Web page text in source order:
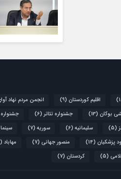
اقلیم کوردستان (9) انجمن مردم نهاد
بوکان (13) جشنواره تئاتر (6) جشنواره
(5) سلیمانیه (6) سوریه (7) سینما
پزشکیان (14) منصور جهانی (7) مهاباد (8)
(5) کردستان (7)